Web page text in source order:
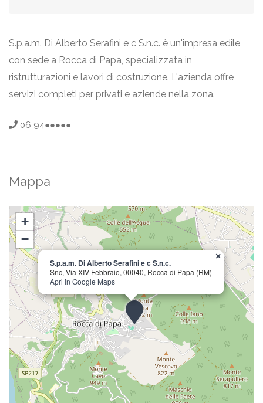
S.p.a.m. Di Alberto Serafini e c S.n.c. è un'impresa edile
con sede a Rocca di Papa, specializzata in
ristrutturazioni e lavori di costruzione. L'azienda offre
servizi completi per privati e aziende nella zona.
06 94●●●●●
Mappa
S.p.a.m. Di Alberto Serafini e c S.n.c.
Snc, Via XIV Febbraio, 00040, Rocca di Papa (RM)
Apri in Google Maps
×
+
−